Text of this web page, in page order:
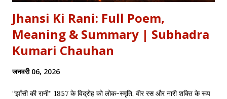
Jhansi Ki Rani: Full Poem,
Meaning & Summary | Subhadra
Kumari Chauhan
जनवरी 06, 2026
“झाँसी की रानी” 1857 के विद्रोह को लोक-स्मृति, वीर रस और नारी शक्ति के रूप